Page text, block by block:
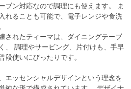
ブン対応なので調理にも使えます。 ま
れることも可能で、電子レンジや食洗
されたティーマは、ダイニングテーブ
、 調理やサービング、片付けも、手早
段使いにぴったりです。
エッセンシャルデザインという理念を